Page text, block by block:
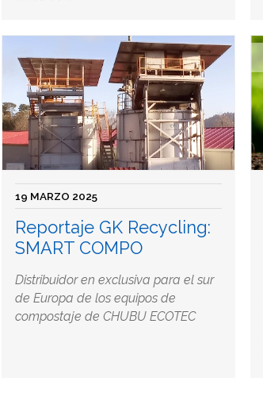
19 MARZO 2025
Reportaje GK Recycling:
SMART COMPO
Distribuidor en exclusiva para el sur
de Europa de los equipos de
compostaje de CHUBU ECOTEC